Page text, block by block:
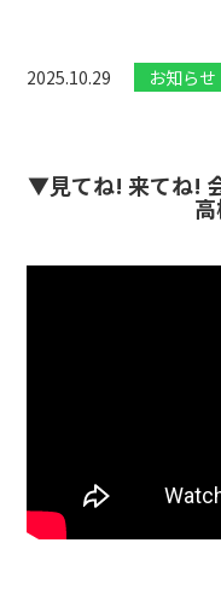
2025.10.29 お知らせ
▼見てね! 来てね!